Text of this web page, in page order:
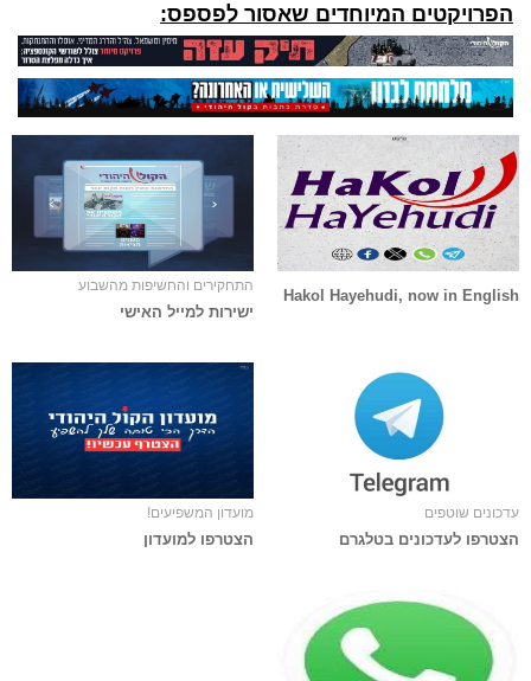
הפרויקטים המיוחדים שאסור לפספס:
Hakol Hayehudi, now in English
התחקירים והחשיפות מהשבוע
ישירות למייל האישי
עדכונים שוטפים
הצטרפו לעדכונים בטלגרם
מועדון המשפיעים!
הצטרפו למועדון